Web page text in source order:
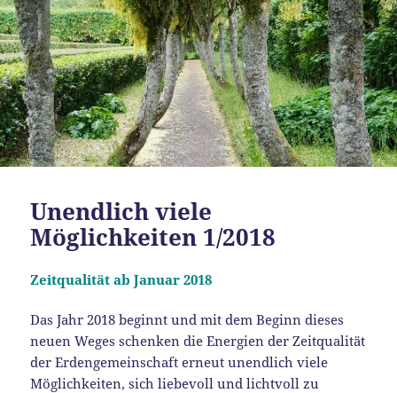
Unendlich viele
Möglichkeiten 1/2018
Zeitqualität ab Januar 2018
Das Jahr 2018 beginnt und mit dem Beginn dieses
neuen Weges schenken die Energien der Zeitqualität
der Erdengemeinschaft erneut unendlich viele
Möglichkeiten, sich liebevoll und lichtvoll zu